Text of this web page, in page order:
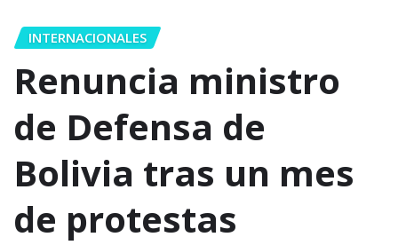
INTERNACIONALES
Renuncia ministro
de Defensa de
Bolivia tras un mes
de protestas